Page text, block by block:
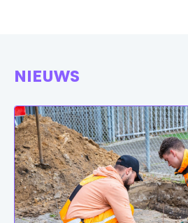
NIEUWS